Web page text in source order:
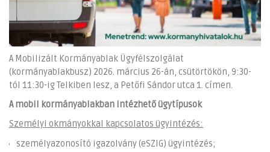
A Mobilizált Kormányablak Ügyfélszolgálat
(kormányablakbusz) 2026. március 26-án, csütörtökön, 9:30-
tól 11:30-ig Telkiben lesz, a Petőfi Sándor utca 1. címen.
A mobil kormányablakban intézhető ügytípusok
Személyi okmányokkal kapcsolatos ügyintézés:
személyazonosító igazolvány (eSZIG) ügyintézés;